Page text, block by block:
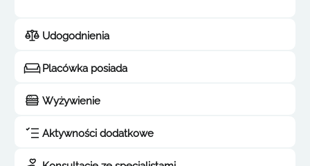
Udogodnienia
Placówka posiada
Wyżywienie
Aktywności dodatkowe